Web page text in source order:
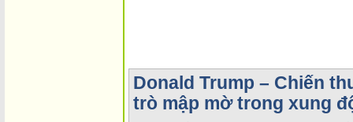
Donald Trump – Chiến
trò mập mờ trong xung